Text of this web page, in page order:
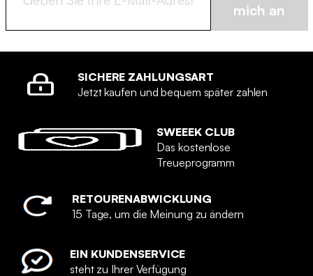
mich an
SICHERE ZAHLUNGSART
Jetzt kaufen und bequem später zahlen
SWEEEK CLUB
Das kostenlose
Treueprogramm
RETOURENABWICKLUNG
15 Tage, um die Meinung zu ändern
EIN KUNDENSERVICE
steht zu Ihrer Verfügung